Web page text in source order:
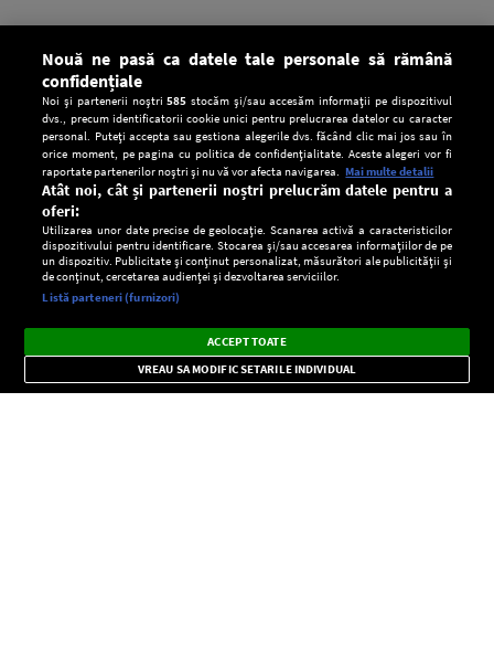
CONFIDENŢIALITATE
Setări:
Dark
Mode
Radio live, podcasturi, știri și alerte
importante.
×
Nouă ne pasă ca datele tale personale să rămână
confidențiale
Noi și partenerii noștri585 stocăm și/sau accesăm informații pe dispozitivul
dvs., precum identificatorii cookie unici pentru prelucrarea datelor cu caracter
personal. Puteți accepta sau gestiona alegerile dvs. făcând clic mai jos sau în
orice moment, pe pagina cu politica de confidențialitate. Aceste alegeri vor fi
raportate partenerilor noștri și nu vă vor afecta navigarea. Mai multe detalii
Atât noi, cât și partenerii noștri prelucrăm datele pentru a
oferi:
Utilizarea unor date precise de geolocație. Scanarea activă a caracteristicilor
dispozitivului pentru identificare. Stocarea și/sau accesarea informațiilor de pe
un dispozitiv. Publicitate și conținut personalizat, măsurători ale publicității și
de conținut, cercetarea audienței și dezvoltarea serviciilor.
Listă parteneri (furnizori)
ACCEPT TOATE
VREAU SA MODIFIC SETARILE INDIVIDUAL